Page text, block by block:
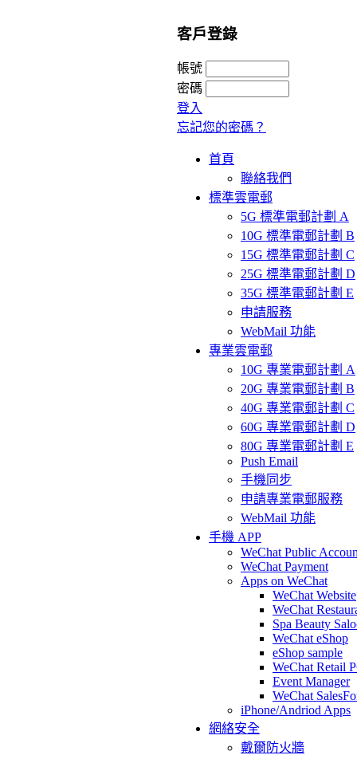
客戶登錄
帳號
密碼
登入
忘記您的密碼？
首頁
聯絡我們
標準雲電郵
5G 標準電郵計劃 A
10G 標準電郵計劃 B
15G 標準電郵計劃 C
25G 標準電郵計劃 D
35G 標準電郵計劃 E
申請服務
WebMail 功能
專業雲電郵
10G 專業電郵計劃 A
20G 專業電郵計劃 B
40G 專業電郵計劃 C
60G 專業電郵計劃 D
80G 專業電郵計劃 E
Push Email
手機同步
申請專業電郵服務
WebMail 功能
手機 APP
WeChat Public
WeChat Payment
Apps on WeChat
WeChat Website
WeChat
Spa Beauty
WeChat eShop
eShop sample
WeChat Retail
Event Manager
WeChat
iPhone/Andriod Apps
網絡安全
戴爾防火牆